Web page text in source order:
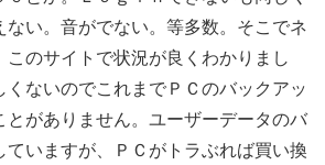
ない。音がでない。等多数。そこでネ
このサイトで状況が良くわかりまし
くないのでこれまでＰＣのバックアッ
とがありません。ユーザーデータのバ
ていますが、ＰＣがトラぶれば買い換